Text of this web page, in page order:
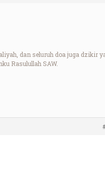
dan seluruh doa juga dzikir
Rasulullah SAW.